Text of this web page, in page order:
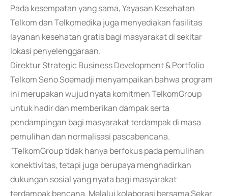
Pada kesempatan yang sama, Yayasan Kesehatan
Telkom dan Telkomedika juga menyediakan fasilitas
layanan kesehatan gratis bagi masyarakat di sekitar
lokasi penyelenggaraan.
Direktur Strategic Business Development & Portfolio
Telkom Seno Soemadji menyampaikan bahwa program
ini merupakan wujud nyata komitmen TelkomGroup
untuk hadir dan memberikan dampak serta
pendampingan bagi masyarakat terdampak di masa
pemulihan dan normalisasi pascabencana.
"TelkomGroup tidak hanya berfokus pada pemulihan
konektivitas, tetapi juga berupaya menghadirkan
dukungan sosial yang nyata bagi masyarakat
terdampak bencana. Melalui kolaborasi bersama Sekar